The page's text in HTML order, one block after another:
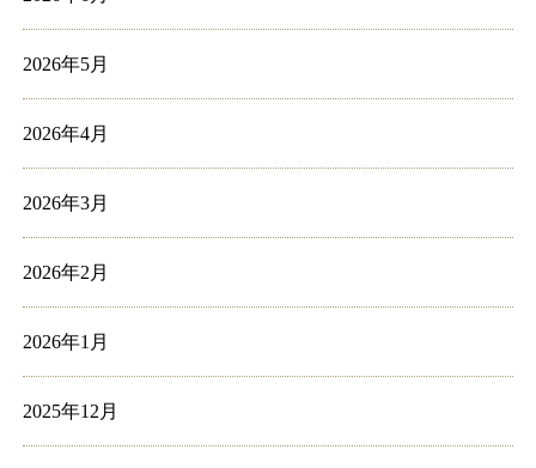
2026年5月
2026年4月
2026年3月
2026年2月
2026年1月
2025年12月